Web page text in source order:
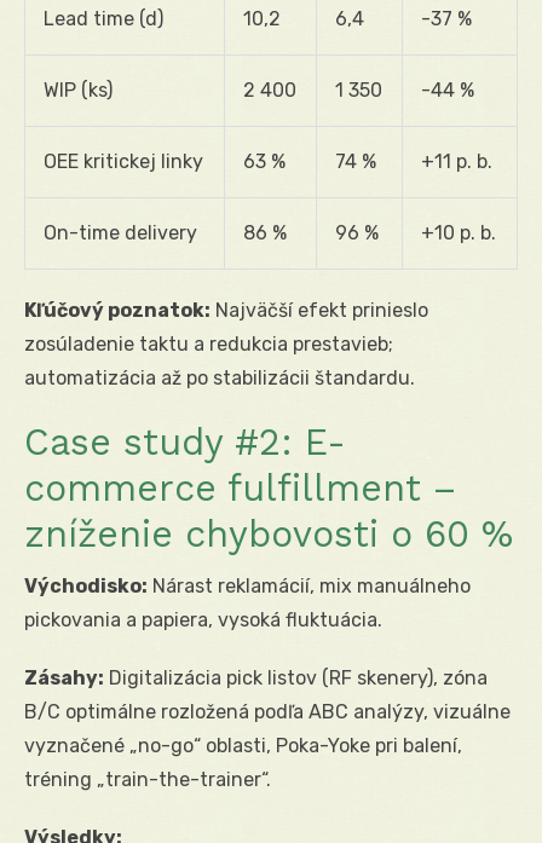
Lead time (d) 10,2 6,4 -37 %
WIP (ks) 2 400 1 350 -44 %
OEE kritickej linky 63 % 74 % +11 p. b.
On-time delivery 86 % 96 % +10 p. b.
Kľúčový poznatok: Najväčší efekt prinieslo
zosúladenie taktu a redukcia prestavieb;
automatizácia až po stabilizácii štandardu.
Case study #2: E-
commerce fulfillment –
zníženie chybovosti o 60 %
Východisko: Nárast reklamácií, mix manuálneho
pickovania a papiera, vysoká fluktuácia.
Zásahy: Digitalizácia pick listov (RF skenery), zóna
B/C optimálne rozložená podľa ABC analýzy, vizuálne
vyznačené „no-go“ oblasti, Poka-Yoke pri balení,
tréning „train-the-trainer“.
Výsledky: